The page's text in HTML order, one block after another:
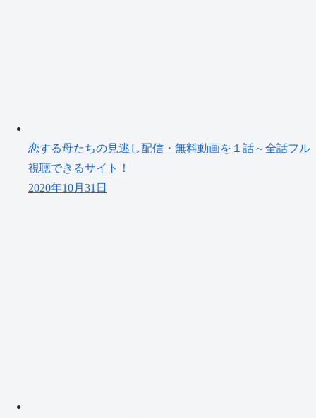
恋する母たちの見逃し配信・無料動画を１話～全話フル
視聴できるサイト！
2020年10月31日